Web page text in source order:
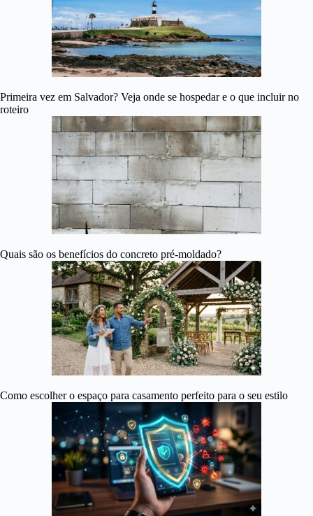
Primeira vez em Salvador? Veja onde se hospedar e o que incluir no
roteiro
Quais são os benefícios do concreto pré-moldado?
Como escolher o espaço para casamento perfeito para o seu estilo